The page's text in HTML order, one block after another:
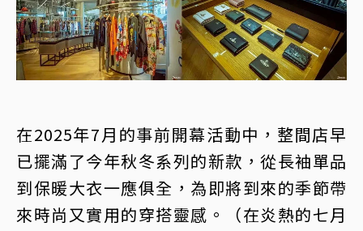
在2025年7月的事前開幕活動中，整間店早
已擺滿了今年秋冬系列的新款，從長袖單品
到保暖大衣一應俱全，為即將到來的季節帶
來時尚又實用的穿搭靈感。（在炎熱的七月